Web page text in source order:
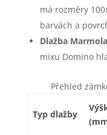
má rozměry
barvách a
Dlažba
mixu Domino
Přehled
Typ dlažby